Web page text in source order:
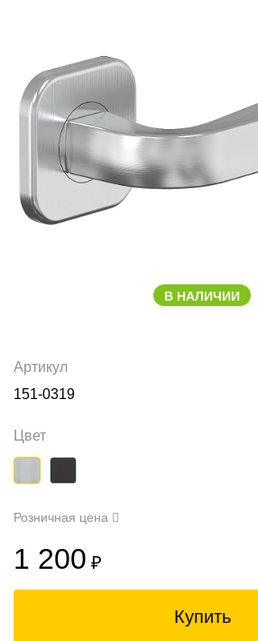
В НАЛИЧИИ
Артикул
151-0319
Цвет
Розничная цена
1 200 ₽
Купить